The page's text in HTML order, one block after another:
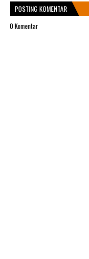
POSTING KOMENTAR
0 Komentar